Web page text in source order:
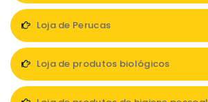
Loja de Perucas
Loja de produtos biológicos